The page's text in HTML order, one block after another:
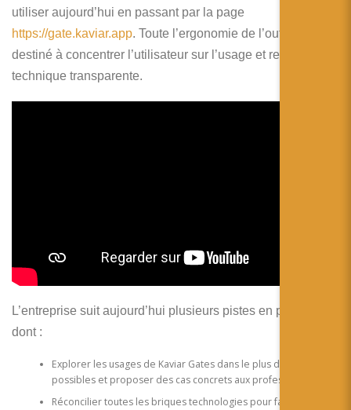
utiliser aujourd’hui en passant par la page
https://gate.kaviar.app. Toute l’ergonomie de l’outil est
destiné à concentrer l’utilisateur sur l’usage et rendre la
technique transparente.
L’entreprise suit aujourd’hui plusieurs pistes en parallèle
dont :
Explorer les usages de Kaviar Gates dans le plus de secteurs
possibles et proposer des cas concrets aux professionnels
Réconcilier toutes les briques technologies pour faire